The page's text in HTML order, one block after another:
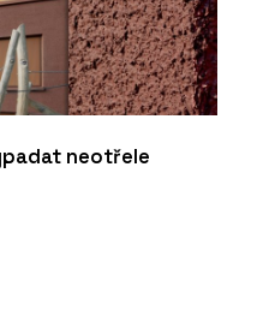
neotřele